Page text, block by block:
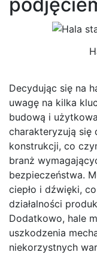
Decydując się na
uwagę na kilka
budową i
charakteryzują się
konstrukcji, co
branż
bezpieczeństwa.
ciepło i dźwięki,
działalności
Dodatkowo, hale
uszkodzenia
niekorzystnych